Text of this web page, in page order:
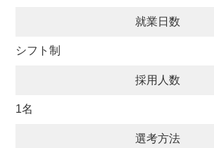
就業日数
シフト制
採用人数
1名
選考方法